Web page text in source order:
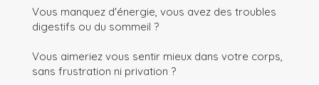
Vous manquez d'énergie, vous avez des troubles
digestifs ou du sommeil ?
Vous aimeriez vous sentir mieux dans votre corps,
sans frustration ni privation ?